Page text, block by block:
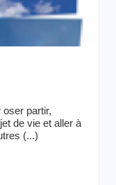
partir,
de vie et aller à
(...)